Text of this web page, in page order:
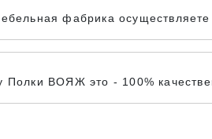
фабрика
Полки ВОЯЖ это - 100%